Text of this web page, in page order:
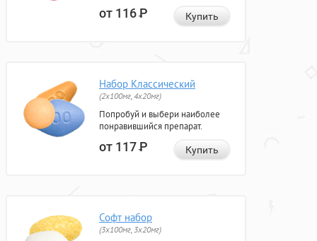
от 116Р Купить
Набор Классический
(2x100мг, 4x20мг)
Попробуй и выбери наиболее
понравившийся препарат.
от 117Р Купить
Софт набор
(3x100мг, 3x20мг)